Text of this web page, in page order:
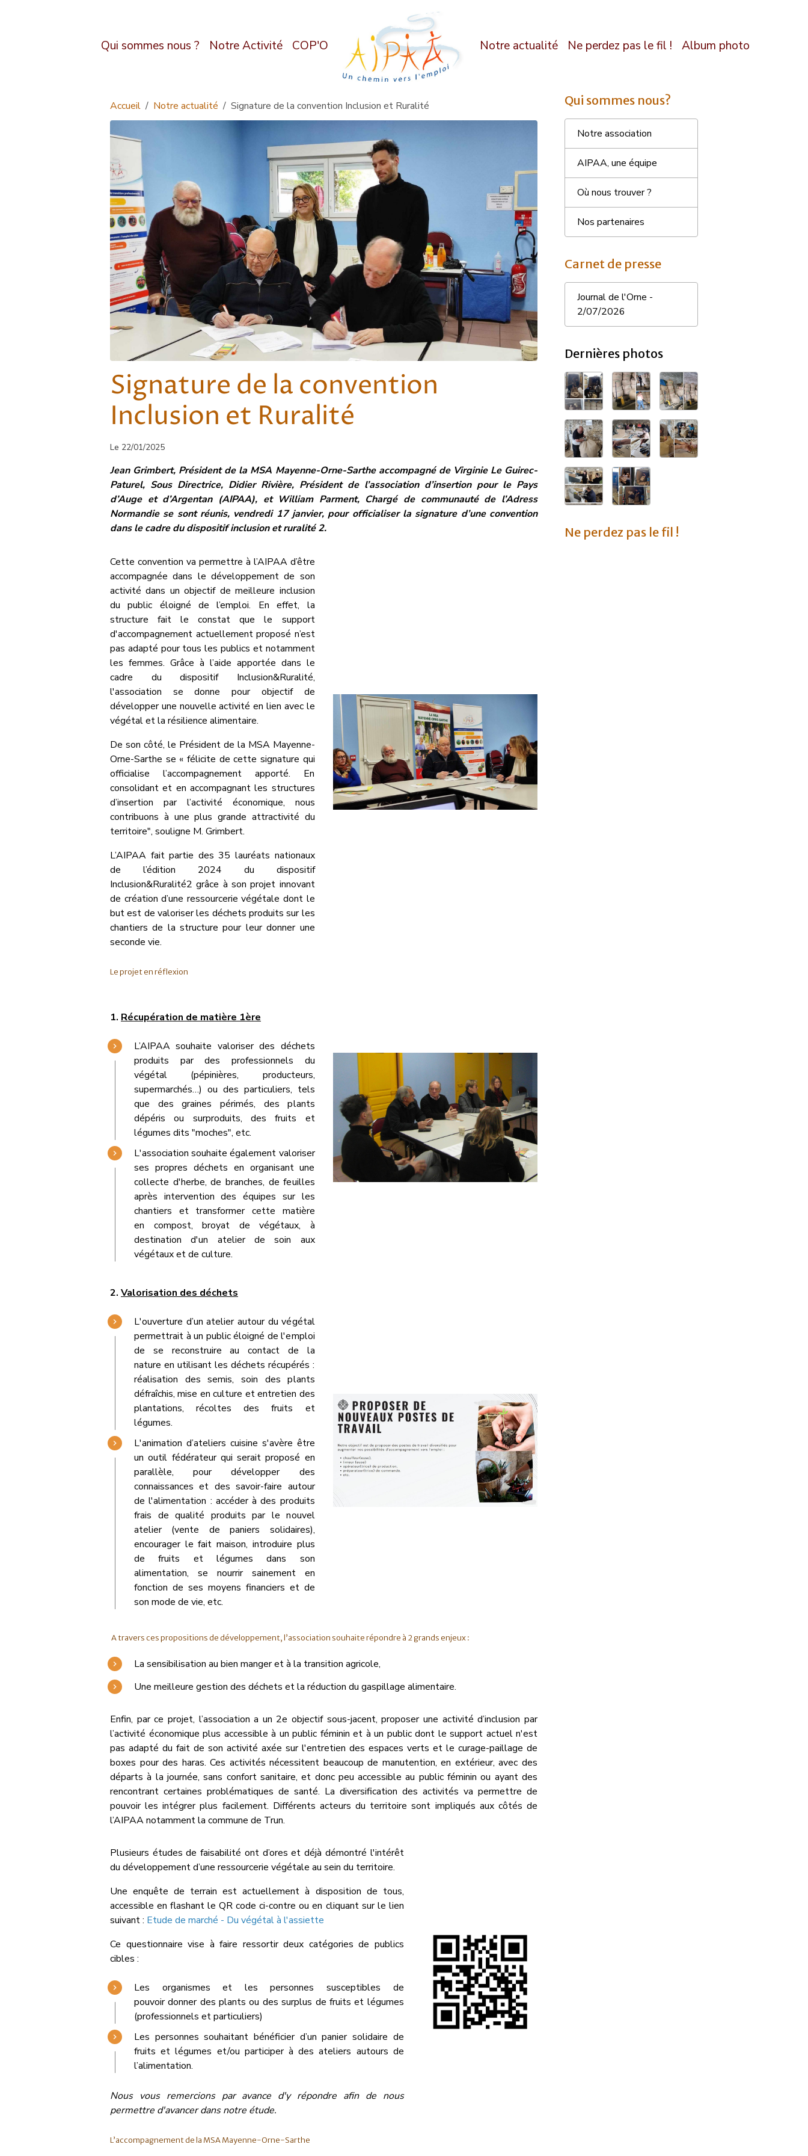
Qui sommes nous ? Notre Activité COP'O Notre actualité Ne perdez pas le fil ! Album photo
Accueil Notre actualité Signature de la convention Inclusion et Ruralité
Signature de la convention
Inclusion et Ruralité
Le 22/01/2025
Jean Grimbert, Président de la MSA Mayenne-Orne-Sarthe accompagné de Virginie Le Guirec-
Paturel, Sous Directrice, Didier Rivière, Président de l’association d’insertion pour le Pays
d’Auge et d’Argentan (AIPAA), et William Parment, Chargé de communauté de l’Adress
Normandie se sont réunis, vendredi 17 janvier, pour officialiser la signature d’une convention
dans le cadre du dispositif inclusion et ruralité 2.
Cette convention va permettre à l’AIPAA d’être
accompagnée dans le développement de son
activité dans un objectif de meilleure inclusion
du public éloigné de l’emploi. En effet, la
structure fait le constat que le support
d'accompagnement actuellement proposé n’est
pas adapté pour tous les publics et notamment
les femmes. Grâce à l’aide apportée dans le
cadre du dispositif Inclusion&Ruralité,
l'association se donne pour objectif de
développer une nouvelle activité en lien avec le
végétal et la résilience alimentaire.
De son côté, le Président de la MSA Mayenne-
Orne-Sarthe se « félicite de cette signature qui
officialise l’accompagnement apporté. En
consolidant et en accompagnant les structures
d’insertion par l’activité économique, nous
contribuons à une plus grande attractivité du
territoire", souligne M. Grimbert.
L’AIPAA fait partie des 35 lauréats nationaux
de l’édition 2024 du dispositif
Inclusion&Ruralité2 grâce à son projet innovant
de création d’une ressourcerie végétale dont le
but est de valoriser les déchets produits sur les
chantiers de la structure pour leur donner une
seconde vie.
Le projet en réflexion
1. Récupération de matière 1ère
L’AIPAA souhaite valoriser des déchets
produits par des professionnels du
végétal (pépinières, producteurs,
supermarchés…) ou des particuliers, tels
que des graines périmés, des plants
dépéris ou surproduits, des fruits et
légumes dits "moches", etc.
L'association souhaite également valoriser
ses propres déchets en organisant une
collecte d'herbe, de branches, de feuilles
après intervention des équipes sur les
chantiers et transformer cette matière
en compost, broyat de végétaux, à
destination d'un atelier de soin aux
végétaux et de culture.
2. Valorisation des déchets
L'ouverture d’un atelier autour du végétal
permettrait à un public éloigné de l'emploi
de se reconstruire au contact de la
nature en utilisant les déchets récupérés :
réalisation des semis, soin des plants
défraîchis, mise en culture et entretien des
plantations, récoltes des fruits et
légumes.
L'animation d’ateliers cuisine s'avère être
un outil fédérateur qui serait proposé en
parallèle, pour développer des
connaissances et des savoir-faire autour
de l'alimentation : accéder à des produits
frais de qualité produits par le nouvel
atelier (vente de paniers solidaires),
encourager le fait maison, introduire plus
de fruits et légumes dans son
alimentation, se nourrir sainement en
fonction de ses moyens financiers et de
son mode de vie, etc.
A travers ces propositions de développement, l’association souhaite répondre à 2 grands enjeux :
La sensibilisation au bien manger et à la transition agricole,
Une meilleure gestion des déchets et la réduction du gaspillage alimentaire.
Enfin, par ce projet, l’association a un 2e objectif sous-jacent, proposer une activité d’inclusion par
l’activité économique plus accessible à un public féminin et à un public dont le support actuel n'est
pas adapté du fait de son activité axée sur l'entretien des espaces verts et le curage-paillage de
boxes pour des haras. Ces activités nécessitent beaucoup de manutention, en extérieur, avec des
départs à la journée, sans confort sanitaire, et donc peu accessible au public féminin ou ayant des
rencontrant certaines problématiques de santé. La diversification des activités va permettre de
pouvoir les intégrer plus facilement. Différents acteurs du territoire sont impliqués aux côtés de
l’AIPAA notamment la commune de Trun.
Plusieurs études de faisabilité ont d’ores et déjà démontré l'intérêt
du développement d’une ressourcerie végétale au sein du territoire.
Une enquête de terrain est actuellement à disposition de tous,
accessible en flashant le QR code ci-contre ou en cliquant sur le lien
suivant : Etude de marché - Du végétal à l'assiette
Ce questionnaire vise à faire ressortir deux catégories de publics
cibles :
Les organismes et les personnes susceptibles de
pouvoir donner des plants ou des surplus de fruits et légumes
(professionnels et particuliers)
Les personnes souhaitant bénéficier d’un panier solidaire de
fruits et légumes et/ou participer à des ateliers autours de
l’alimentation.
Nous vous remercions par avance d'y répondre afin de nous
permettre d'avancer dans notre étude.
L’accompagnement de la MSA Mayenne-Orne-Sarthe
Qui sommes nous?
Notre association
AIPAA, une équipe
Où nous trouver ?
Nos partenaires
Carnet de presse
Journal de l'Orne -
2/07/2026
Dernières photos
Ne perdez pas le fil !